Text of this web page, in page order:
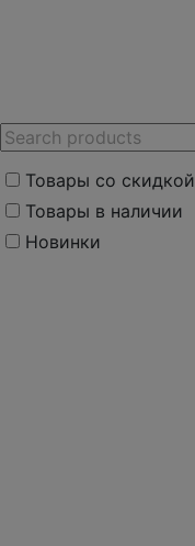
Товары со скидкой
Товары в наличии
Новинки